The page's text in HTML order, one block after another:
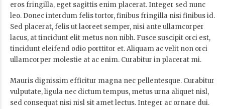
eros fringilla, eget sagittis enim placerat. Integer sed nunc
leo. Donec interdum felis tortor, finibus fringilla nisi finibus id.
Sed placerat, felis ut laoreet semper, nisi ante ullamcorper
lacus, at tincidunt elit metus non nibh. Fusce suscipit orci est,
tincidunt eleifend odio porttitor et. Aliquam ac velit non orci
ullamcorper molestie at ac enim. Curabitur in placerat mi.
Mauris dignissim efficitur magna nec pellentesque. Curabitur
vulputate, ligula nec dictum tempus, metus urna aliquet nisl,
sed consequat nisi nisl sit amet lectus. Integer ac ornare dui.